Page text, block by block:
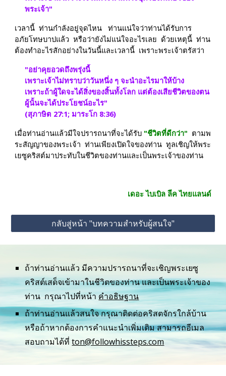
พระเจ้า"
เวลานี้  ท่านกำลังอยู่จุดไหน   ท่านแน่ใจว่าท่านได้รับการ
อภัยโทษบาปแล้ว  หรือว่ายังไม่แน่ใจอะไรเลย  ด้วยเหตุนี้  ท่าน
ต้องทำอะไรสักอย่างในวันนี้และเวลานี้  เพราะพระเจ้าตรัสว่า
"อย่าคุยอวดถึงพรุ่งนี้
เพราะเจ้าไม่ทราบว่าวันหนึ่ง ๆ จะนำอะไรมาให้บ้าง
เพราะถ้าผู้ใดจะได้สิ่งของสิ้นทั้งโลก แต่ต้องเสียชีวิตของตน
ผู้นั้นจะได้ประโยชน์อะไร"
(สุภาษิต 27:1; มาระโก 8:36)
เมื่อท่านอ่านแล้วมีใจปรารถนาที่จะได้รับ "ชีวิตที่ดีกว่า" ตามพ
ระสัญญาของพระเจ้า  ท่านเพียงเปิดใจของท่าน  ทูลเชิญให้พระ
เยซูคริสต์มาประทับในชีวิตของท่านและเป็นพระเจ้าของท่าน
เดอะ ไบเบิล ลค ไทยแลนด์
กลับสู่หน้า "บทความสำหรับผู้สนใจ"
ถ้าท่านอ่านแล้ว มีความปรารถนาที่จะเชิญพระเยซู
คริสต์เสด็จเข้ามาในชีวิตของท่าน และเป็นพระเจ้าของ
ท่าน  กรุณาไปที่หน้า คำอธิษฐาน
ถ้าท่านอ่านแล้วสนใจ กรุณาติดต่อคริสตจักรใกล้บ้าน
หรือถ้าหากต้องการคำแนะนำเพิ่มเติม สามารถอีเมล
สอบถามได้ที่ ton@followhissteps.com